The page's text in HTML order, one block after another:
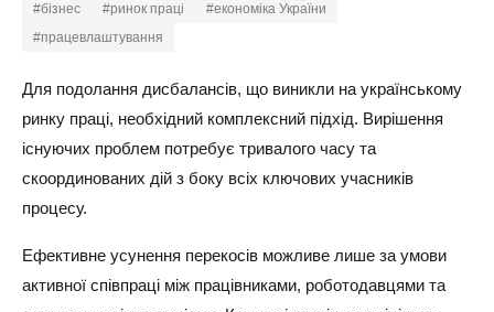
#бізнес #ринок праці
#економіка України
#працевлаштування
Для подолання дисбалансів, що виникли на українському
ринку праці, необхідний комплексний підхід. Вирішення
існуючих проблем потребує тривалого часу та
скоординованих дій з боку всіх ключових учасників
процесу.
Ефективне усунення перекосів можливе лише за умови
активної співпраці між працівниками, роботодавцями та